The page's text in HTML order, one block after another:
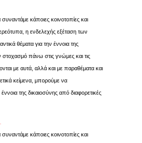
κάποιες κοινοτοπίες και
η ενδελεχής εξέταση των
θέματα για την έννοια της
στοχασμό πάνω στις γνώμες και τις
με αυτά, αλλά και με παραθέματα και
κείμενα, μπορούμε να
της δικαιοσύνης από διαφορετικές
κάποιες κοινοτοπίες και